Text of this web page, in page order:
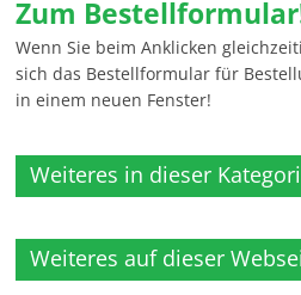
Zum
Wenn Sie beim Anklicken
sich das Bestellformular für
in einem neuen Fenster!
Weiteres in dieser
Weiteres auf dieser